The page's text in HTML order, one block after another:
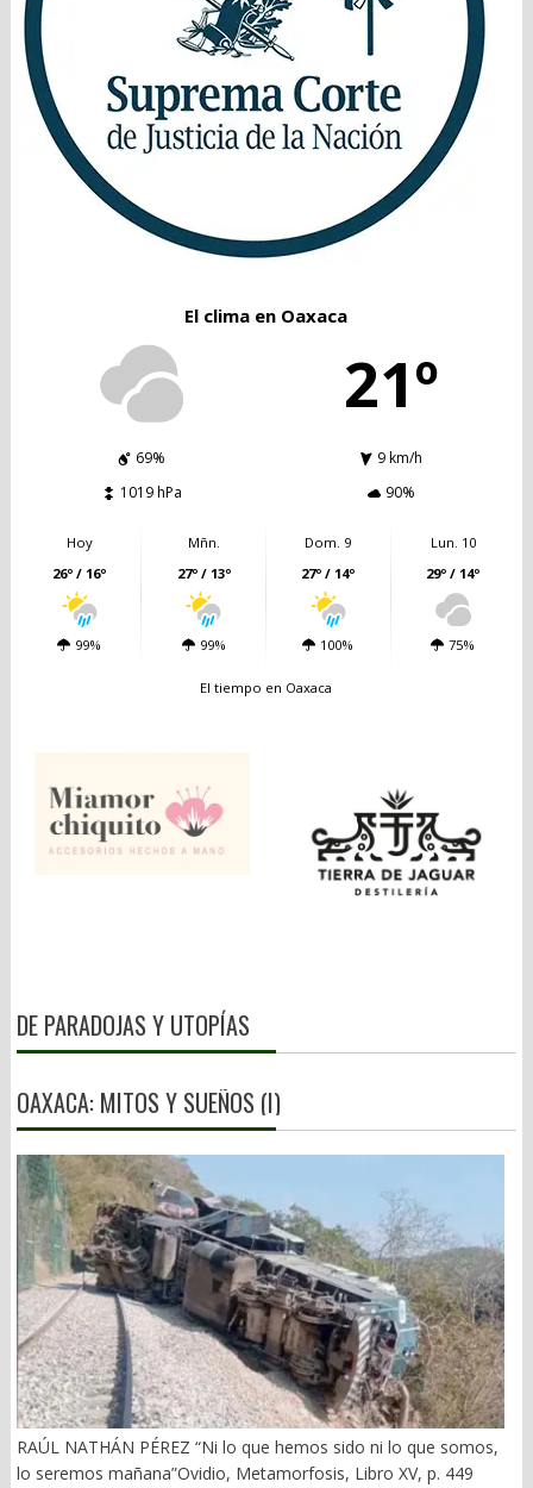
El clima en Oaxaca
21º
69%
9 km/h
1019 hPa
90%
Hoy
26º / 16º
99%
Mñn.
27º / 13º
99%
Dom. 9
27º / 14º
100%
Lun. 10
29º / 14º
75%
El tiempo en Oaxaca
DE PARADOJAS Y UTOPÍAS
OAXACA: MITOS Y SUEÑOS (I)
RAÚL NATHÁN PÉREZ “Ni lo que hemos sido ni lo que somos,
lo seremos mañana”Ovidio, Metamorfosis, Libro XV, p. 449